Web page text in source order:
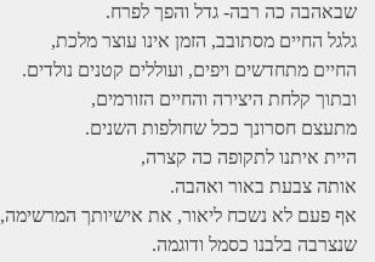
שבאהבה כה רבה- גדל והפך לפרח.
גלגל החיים מסתובב, הזמן אינו עוצר מלכת,
החיים מתחדשים ויפים, ועוללים קטנים נולדים.
ובתוך קלחת היצירה והחיים הזורמים,
מתעצם חסרונך ככל שחולפות השנים.
היית איתנו לתקופה כה קצרה,
אותה צבעת באור ואהבה.
אף פעם לא נשכח ליאור, את אישיותך המרשימה,
שנצרבה בלבנו כסמל ודוגמה.